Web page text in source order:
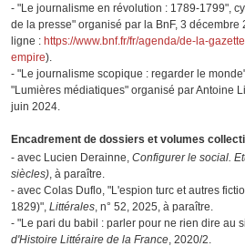
- "Le journalisme en révolution : 1789-1799",
de la presse" organisé par la BnF, 3
ligne : https://www.bnf.fr/fr/agenda/de-la-
empire).
- "Le journalisme scopique : regarder le
"Lumières médiatiques" organisé par Antoine
juin 2024.
Encadrement de dossiers et volumes
- avec Lucien Derainne, Configurer le social.
siècles) , à paraître.
- avec Colas Duflo, "L'espion turc et autres
1829)", Littérales , n° 52, 2025, à paraître.
- "Le pari du babil : parler pour ne rien dire au
d'Histoire Littéraire de la France , 2020/2.